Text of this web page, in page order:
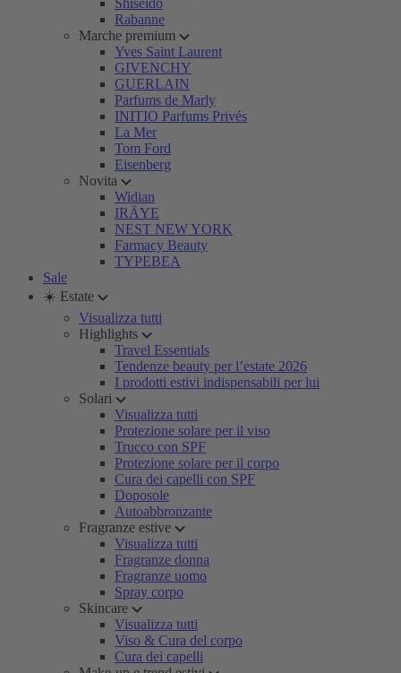
Shiseido
Rabanne
Marche premium
Yves Saint Laurent
GIVENCHY
GUERLAIN
Parfums de Marly
INITIO Parfums Privés
La Mer
Tom Ford
Eisenberg
Novita
Widian
IRÄYE
NEST NEW YORK
Farmacy Beauty
TYPEBEA
Sale
☀️ Estate
Visualizza tutti
Highlights
Travel Essentials
Tendenze beauty per l’estate 2026
I prodotti estivi indispensabili per lui
Solari
Visualizza tutti
Protezione solare per il viso
Trucco con SPF
Protezione solare per il corpo
Cura dei capelli con SPF
Doposole
Autoabbronzante
Fragranze estive
Visualizza tutti
Fragranze donna
Fragranze uomo
Spray corpo
Skincare
Visualizza tutti
Viso & Cura del corpo
Cura dei capelli